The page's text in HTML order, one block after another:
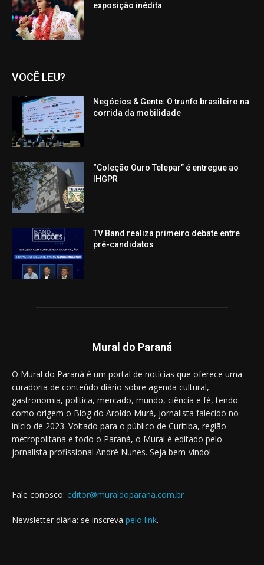
exposição inédita
VOCÊ LEU?
Negócios & Gente: O trunfo brasileiro na
corrida da mobilidade
“Coleção Ouro Telepar” é entregue ao
IHGPR
TV Band realiza primeiro debate entre
pré-candidatos
Mural do Paraná
O Mural do Paraná é um portal de notícias que oferece uma
curadoria de conteúdo diário sobre agenda cultural,
gastronomia, política, mercado, mundo, ciência e fé, tendo
como origem o Blog do Aroldo Murá, jornalista falecido no
início de 2023. Voltado para o público de Curitiba, região
metropolitana e todo o Paraná, o Mural é editado pelo
jornalista profissional André Nunes. Seja bem-vindo!
Fale conosco: editor@muraldoparana.com.br
Newsletter diária: se inscreva pelo link.